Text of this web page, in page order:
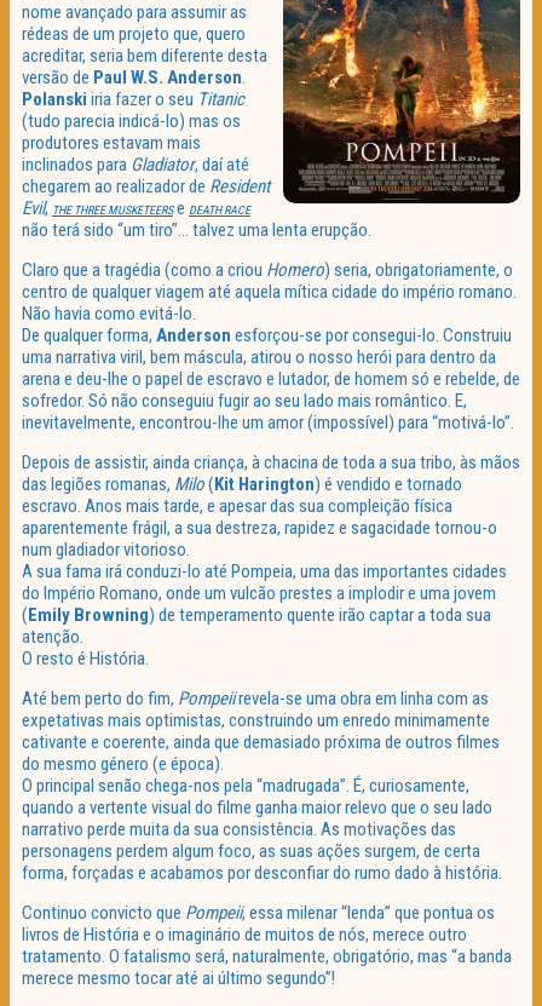
nome avançado para assumir as
rédeas de um projeto que, quero
acreditar, seria bem diferente desta
versão de Paul W.S. Anderson.
Polanski iria fazer o seu Titanic
(tudo parecia indicá-lo) mas os
produtores estavam mais
inclinados para Gladiator, daí até
chegarem ao realizador de Resident
Evil, THE THREE MUSKETEERSe DEATH RACE
não terá sido “um tiro”… talvez uma lenta erupção.
Claro que a tragédia (como a criou Homero) seria, obrigatoriamente, o
centro de qualquer viagem até aquela mítica cidade do império romano.
Não havia como evitá-lo.
De qualquer forma, Anderson esforçou-se por consegui-lo. Construiu
uma narrativa viril, bem máscula, atirou o nosso herói para dentro da
arena e deu-lhe o papel de escravo e lutador, de homem só e rebelde, de
sofredor. Só não conseguiu fugir ao seu lado mais romântico. E,
inevitavelmente, encontrou-lhe um amor (impossível) para “motivá-lo”.
Depois de assistir, ainda criança, à chacina de toda a sua tribo, às mãos
das legiões romanas, Milo(Kit Harington) é vendido e tornado
escravo. Anos mais tarde, e apesar das sua compleição física
aparentemente frágil, a sua destreza, rapidez e sagacidade tornou-o
num gladiador vitorioso.
A sua fama irá conduzi-lo até Pompeia, uma das importantes cidades
do Império Romano, onde um vulcão prestes a implodir e uma jovem
(Emily Browning) de temperamento quente irão captar a toda sua
atenção.
O resto é História.
Até bem perto do fim, Pompeiirevela-se uma obra em linha com as
expetativas mais optimistas, construindo um enredo minimamente
cativante e coerente, ainda que demasiado próxima de outros filmes
do mesmo género (e época).
O principal senão chega-nos pela “madrugada”. É, curiosamente,
quando a vertente visual do filme ganha maior relevo que o seu lado
narrativo perde muita da sua consistência. As motivações das
personagens perdem algum foco, as suas ações surgem, de certa
forma, forçadas e acabamos por desconfiar do rumo dado à história.
Continuo convicto que Pompeii, essa milenar “lenda” que pontua os
livros de História e o imaginário de muitos de nós, merece outro
tratamento. O fatalismo será, naturalmente, obrigatório, mas “a banda
merece mesmo tocar até ai último segundo”!